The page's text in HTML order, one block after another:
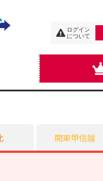
ログイン
について
関東甲信越